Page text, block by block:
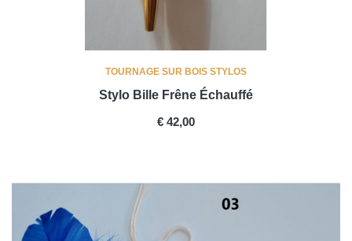
TOURNAGE SUR BOIS STYLOS
Stylo Bille Frêne Échauffé
PRICE
€ 42,00